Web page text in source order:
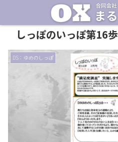
しっぽのいっぽ第16歩
DS：ゆめのしっぽ